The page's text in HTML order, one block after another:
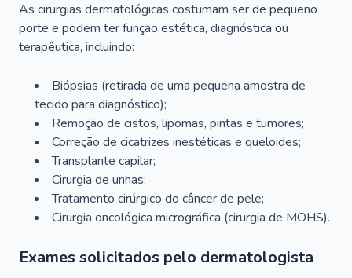
As cirurgias dermatológicas costumam ser de pequeno
porte e podem ter função estética, diagnóstica ou
terapêutica, incluindo:
Biópsias (retirada de uma pequena amostra de
tecido para diagnóstico);
Remoção de cistos, lipomas, pintas e tumores;
Correção de cicatrizes inestéticas e queloides;
Transplante capilar;
Cirurgia de unhas;
Tratamento cirúrgico do câncer de pele;
Cirurgia oncológica micrográfica (cirurgia de MOHS).
Exames solicitados pelo dermatologista